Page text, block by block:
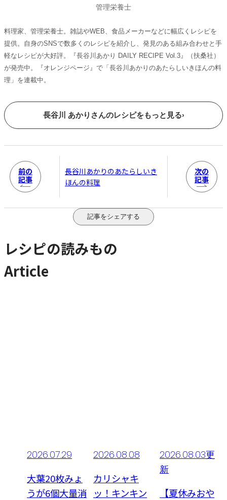
管理栄養士
料理家、管理栄養士。雑誌やWEB、食品メーカーなどに幅広くレシピを
提供。自身のSNSで数多くのレシピを紹介し、発見のある組み合わせと手
軽なレシピが大好評。『長谷川あかり DAILY RECIPE Vol.3』（扶桑社）
が発売中。『オレンジページ』で「長谷川あかりのあたらしいきほんの料
理」を連載中。
長谷川 あかりさんのレシピをもっと見る›
前の
記事
長谷川あかりのあたらしいき
ほんの料理
次の
記事
記事をシェアする
レシピの読みもの
Article
2026.07.29
大葉20枚みょ
うが6個大量消
2026.08.08
カリシャキ
ッ！キンキン
2026.08.03更
新
【夏休みおや